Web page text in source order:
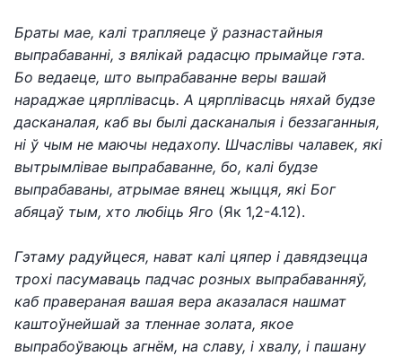
Браты мае, калі трапляеце ў разнастайныя
выпрабаванні, з вялікай радасцю прымайце гэта.
Бо ведаеце, што выпрабаванне веры вашай
нараджае цярплівасць. А цярплівасць няхай будзе
дасканалая, каб вы былі дасканалыя і беззаганныя,
ні ў чым не маючы недахопу. Шчаслівы чалавек, які
вытрымлівае выпрабаванне, бо, калі будзе
выпрабаваны, атрымае вянец жыцця, які Бог
абяцаў тым, хто любіць Яго (Як 1,2-4.12).
Гэтаму радуйцеся, нават калі цяпер і давядзецца
трохі пасумаваць падчас розных выпрабаванняў,
каб правераная вашая вера аказалася нашмат
каштоўнейшай за тленнае золата, якое
выпрабоўваюць агнём, на славу, і хвалу, і пашану